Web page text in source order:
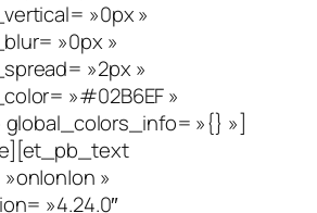
»0px »
»0px »
»2px »
»#02B6EF »
global_colors_info= »{} »]
»
»4.24.0″